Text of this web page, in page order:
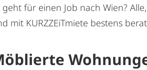
geht für einen Job nach Wien?
mit KURZZEiTmiete bestens